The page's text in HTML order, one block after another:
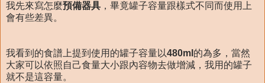
我先來寫怎麼預備器具 ，畢竟罐子容量跟樣式不同而使用上
會有些差異。
我看到的食譜上提到使用的罐子容量以480ml 的為多，當然
大家可以依照自己食量大小跟內容物去做增減，我用的罐子
就不是這容量。